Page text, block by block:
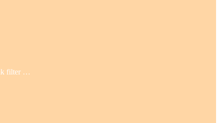
filter …